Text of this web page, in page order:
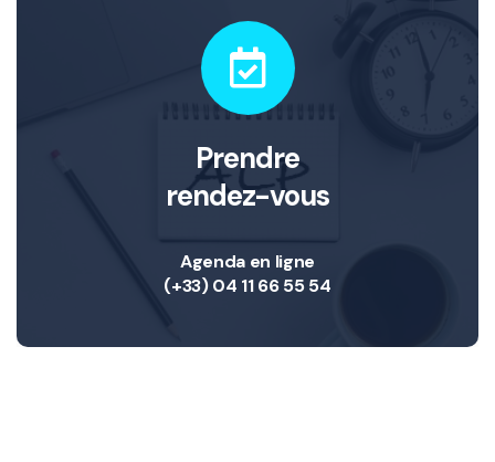
Prendre
rendez-vous
Agenda en ligne
(+33) 04 11 66 55 54